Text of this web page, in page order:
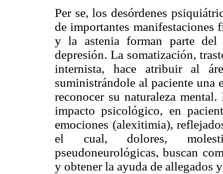
Per se, los desórdenes
de importantes
y la astenia forman parte
depresión. La somatización,
internista, hace atribuir al
suministrándole alpaciente una
reconocer su naturaleza
impacto psicológico, en
emociones (alexitimia),
el cual, dolores,
pseudoneurológicas, buscan
y obtener la ayuda de allegados